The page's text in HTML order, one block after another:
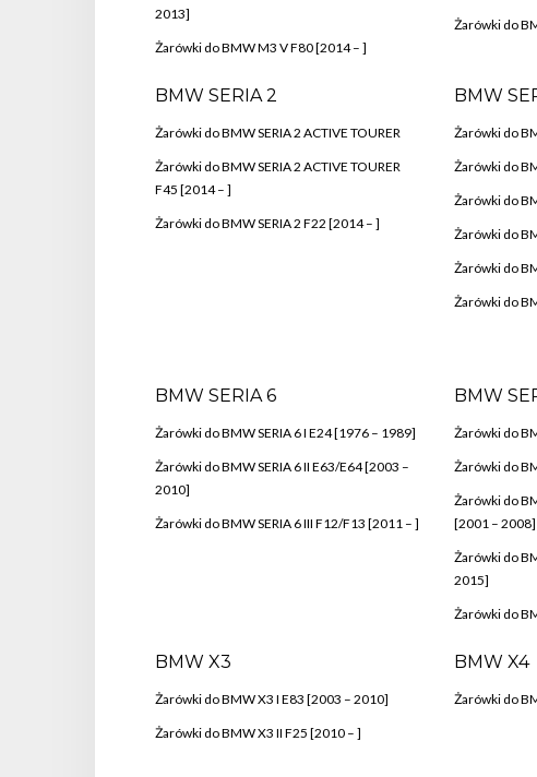
2013]
Żarówki do BMW M3 V F80 [2014 – ]
Żarówki do
BMW SERIA 2
Żarówki do BMW SERIA 2 ACTIVE TOURER
Żarówki do BMW SERIA 2 ACTIVE TOURER
F45 [2014 – ]
Żarówki do BMW SERIA 2 F22 [2014 – ]
BMW
Żarówki do
Żarówki do
Żarówki do
Żarówki do
Żarówki do
Żarówki do
BMW SERIA 6
Żarówki do BMW SERIA 6 I E24 [1976 – 1989]
Żarówki do BMW SERIA 6 II E63/E64 [2003 –
2010]
Żarówki do BMW SERIA 6 III F12/F13 [2011 – ]
BMW
Żarówki do
Żarówki do
Żarówki do
[2001 – 2008]
Żarówki do
2015]
Żarówki do
BMW X3
Żarówki do BMW X3 I E83 [2003 – 2010]
Żarówki do BMW X3 II F25 [2010 – ]
BMW X4
Żarówki do